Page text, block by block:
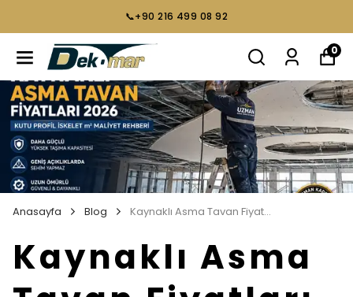
📞+90 216 499 08 92
0
Anasayfa Blog Kaynaklı Asma Tavan Fiyatları
Kaynaklı Asma